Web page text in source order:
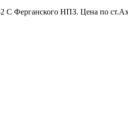
С Ферганского НПЗ. Цена по